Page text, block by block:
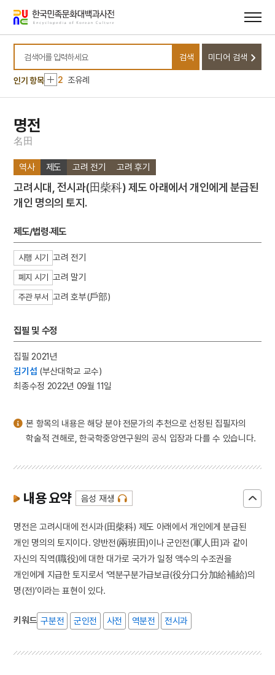
바로가기
바로가기
검색어를 입력하세요
검색 미디어 검색
인기 항목
10 김자점
1 이달
2 조유례
3 소양인
7
검은간토기
8 공덕보
9 금호아시아나그룹
10
1 이달
조유례
3
소양인
4
김경숙
8 공덕보
명전
名田
역사 제도 고려 전기 고려 후기
고려시대, 전시과(田柴科) 제도 아래에서 개인에게 분급된
개인 명의의 토지.
제도/법령·제도
시행 시기 고려 전기
폐지 시기 고려 말기
주관 부서 고려 호부(戶部)
집필 및 수정
집필 2021년
김기섭 (부산대학교 교수)
최종수정 2022년 09월 11일
본 항목의 내용은 해당 분야 전문가의 추천으로 선정된 집필자의
학술적 견해로, 한국학중앙연구원의 공식 입장과 다를 수 있습니다.
내용 요약 음성 재생
명전은 고려시대에 전시과(田柴科) 제도 아래에서 개인에게 분급된
개인 명의의 토지이다. 양반전(兩班田)이나 군인전(軍人田)과 같이
자신의 직역(職役)에 대한 대가로 국가가 일정 액수의 수조권을
개인에게 지급한 토지로서 ‘역분구분가급보급(役分口分加給補給)의
명(전)’이라는 표현이 있다.
키워드 구분전 군인전 사전 역분전 전시과